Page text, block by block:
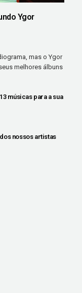
Ygor
mas o Ygor
melhores álbuns
músicas para a sua
nossos artistas